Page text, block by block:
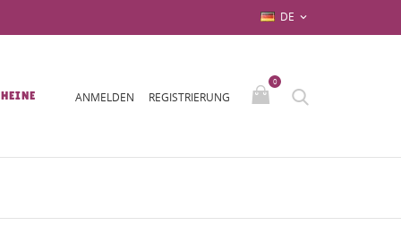
DE 
ANMELDEN REGISTRIERUNG
0